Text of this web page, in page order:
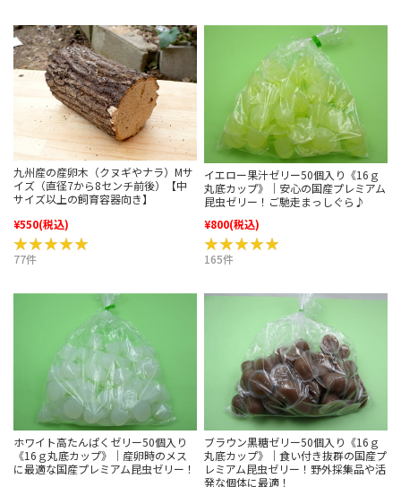
九州産の産卵木（クヌギやナラ）Mサ
イズ（直径7から8センチ前後）【中
サイズ以上の飼育容器向き】
¥550(税込)
★★★★★
★★★★★
77件
イエロー果汁ゼリー50個入り《16ｇ
丸底カップ》｜安心の国産プレミアム
昆虫ゼリー！ご馳走まっしぐら♪
¥800(税込)
★★★★★
★★★★★
165件
ホワイト高たんぱくゼリー50個入り
《16ｇ丸底カップ》｜産卵時のメス
に最適な国産プレミアム昆虫ゼリー！
ブラウン黒糖ゼリー50個入り《16ｇ
丸底カップ》｜食い付き抜群の国産プ
レミアム昆虫ゼリー！野外採集品や活
発な個体に最適！